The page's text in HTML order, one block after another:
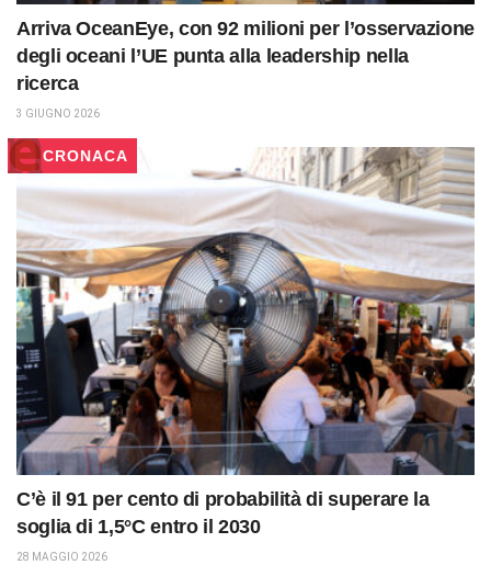
Arriva OceanEye, con 92 milioni per l’osservazione
degli oceani l’UE punta alla leadership nella
ricerca
3 GIUGNO 2026
CRONACA
C’è il 91 per cento di probabilità di superare la
soglia di 1,5°C entro il 2030
28 MAGGIO 2026